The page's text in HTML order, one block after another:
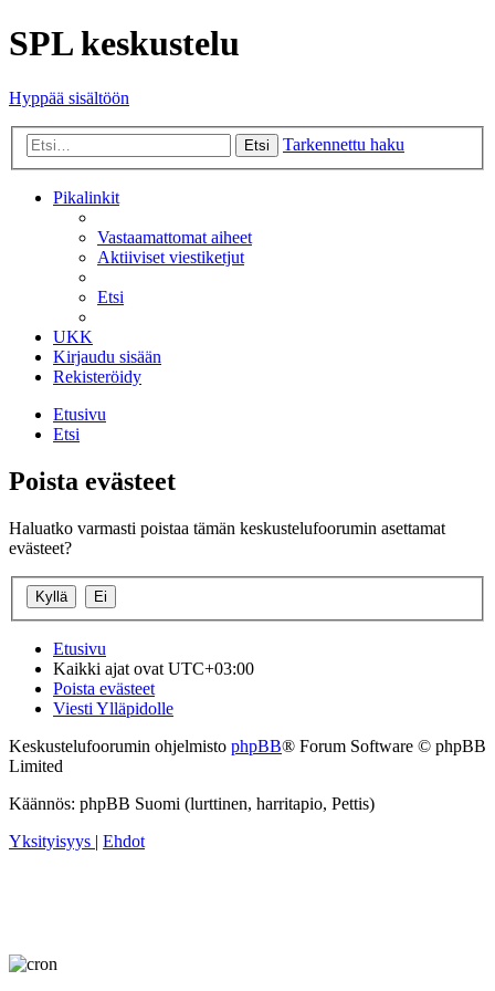
SPL keskustelu
Hyppää sisältöön
Etsi Tarkennettu haku
Pikalinkit
Vastaamattomat aiheet
Aktiiviset viestiketjut
Etsi
UKK
Kirjaudu sisään
Rekisteröidy
Etusivu
Etsi
Poista evästeet
Haluatko varmasti poistaa tämän keskustelufoorumin asettamat
evästeet?
Etusivu
Kaikki ajat ovat UTC+03:00
Poista evästeet
Viesti Ylläpidolle
Keskustelufoorumin ohjelmisto phpBB® Forum Software © phpBB
Limited
Käännös: phpBB Suomi (lurttinen, harritapio, Pettis)
Yksityisyys | Ehdot